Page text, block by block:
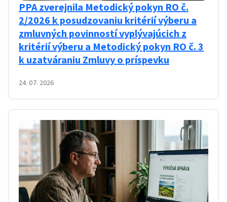
PPA zverejnila Metodický pokyn RO č.
2/2026 k posudzovaniu kritérií výberu a
zmluvných povinností vyplývajúcich z
kritérií výberu a Metodický pokyn RO č. 3
k uzatváraniu Zmluvy o príspevku
24. 07. 2026